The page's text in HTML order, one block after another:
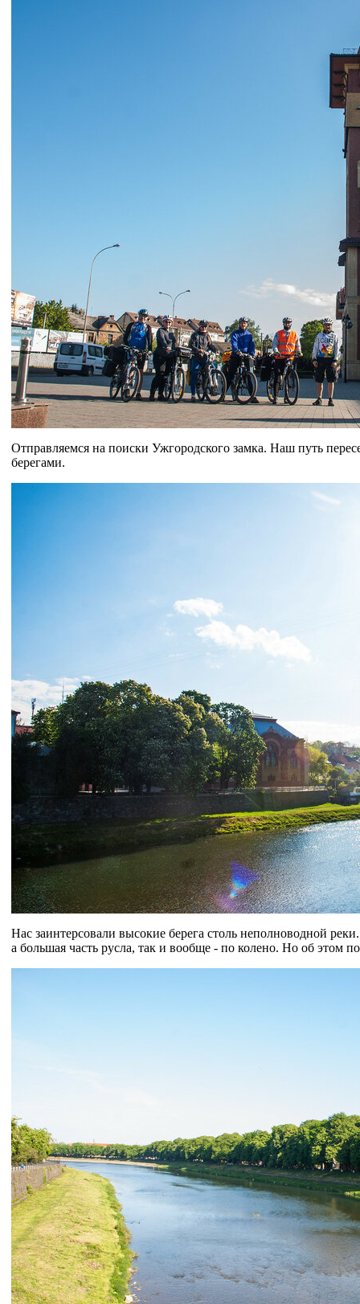
Отправляемся на поиски Ужгородского замка. Наш путь
берегами.
Нас заинтерсовали высокие берега столь неполноводной
а большая часть русла, так и вообще - по колено. Но об этом